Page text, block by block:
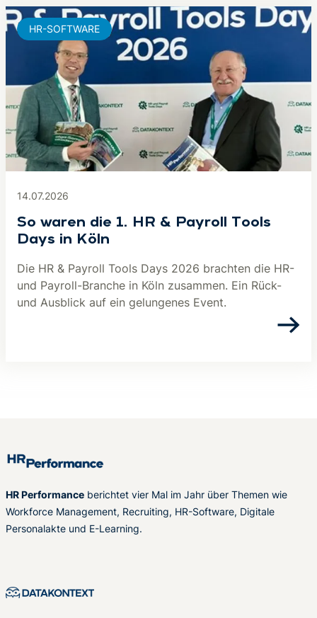
14.07.2026
So waren die 1. HR & Payroll Tools
Days in Köln
Die HR & Payroll Tools Days 2026 brachten die HR-
und Payroll-Branche in Köln zusammen. Ein Rück-
und Ausblick auf ein gelungenes Event.
HR-SOFTWARE
HR Performance berichtet vier Mal im Jahr über Themen wie
Workforce Management, Recruiting, HR-Software, Digitale
Personalakte und E-Learning.